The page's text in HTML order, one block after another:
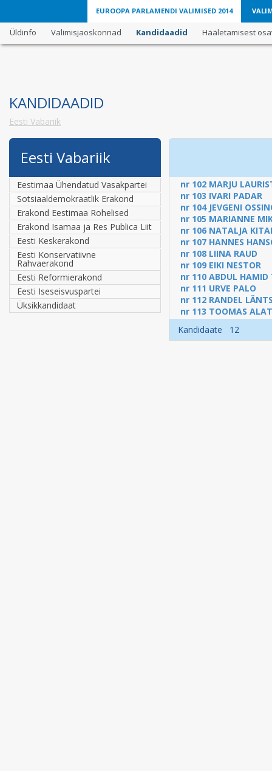
EUROOPA PARLAMENDI VALIMISED 2014
Üldinfo Valimisjaoskonnad Kandidaadid Hääletamisest
KANDIDAADID
Eesti Vabariik
Eesti Vabariik
Eestimaa Ühendatud Vasakpartei
Sotsiaaldemokraatlik Erakond
Erakond Eestimaa Rohelised
Erakond Isamaa ja Res Publica Liit
Eesti Keskerakond
Eesti Konservatiivne
Rahvaerakond
Eesti Reformierakond
Eesti Iseseisvuspartei
Üksikkandidaat
nr 102 MARJU
nr 103 IVARI PADAR
nr 104 JEVGENI
nr 105 MARIANNE
nr 106 NATALJA
nr 107 HANNES
nr 108 LIINA RAUD
nr 109 EIKI NESTOR
nr 110 ABDUL HAMID
nr 111 URVE PALO
nr 112 RANDEL
nr 113 TOOMAS
Kandidaate 12